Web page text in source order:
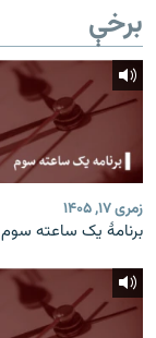
د ازادې اروپا/
برخې
زمری ۱۷, ۱۴۰۵
برنامۀ یک ساعته سوم